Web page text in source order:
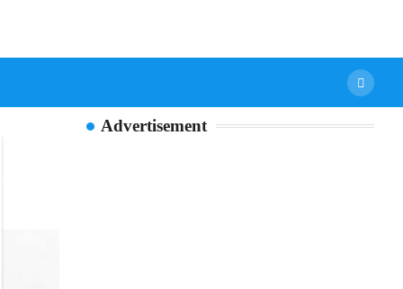
Advertisement